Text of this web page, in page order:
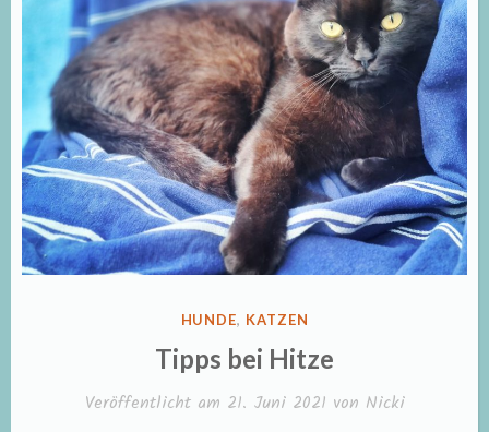
VERÖFFENTLICHT
HUNDE, KATZEN
Tipps bei Hitze
Veröffentlicht am 21. Juni 2021 von Nicki